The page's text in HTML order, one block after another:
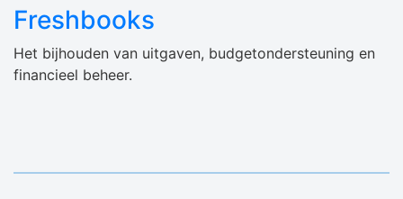
Freshbooks
Het bijhouden van uitgaven, budgetondersteuning en
financieel beheer.